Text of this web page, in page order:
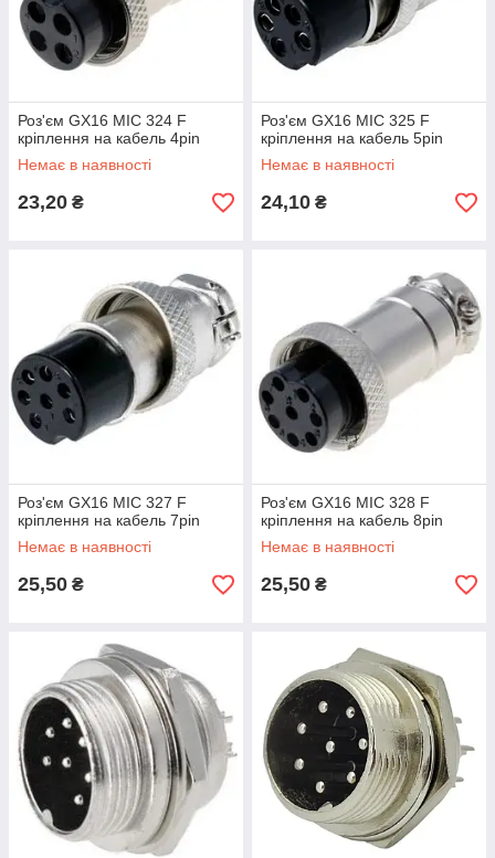
Роз'єм GX16 MIC 324 F
кріплення на кабель 4pin
Немає в наявності
23,20 ₴
Роз'єм GX16 MIC 325 F
кріплення на кабель 5pin
Немає в наявності
24,10 ₴
Роз'єм GX16 MIC 327 F
кріплення на кабель 7pin
Немає в наявності
25,50 ₴
Роз'єм GX16 MIC 328 F
кріплення на кабель 8pin
Немає в наявності
25,50 ₴